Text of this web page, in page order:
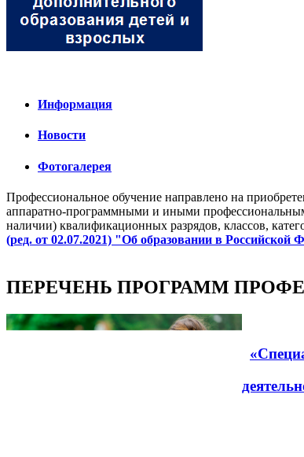
Информация
Новости
Фотогалерея
Профессиональное обучение направлено на
аппаратно-программными и иными
наличии) квалификационных разрядов, классов,
(ред. от 02.07.2021) "Об образовании в Российской
ПЕРЕЧЕНЬ ПРОГРАММ